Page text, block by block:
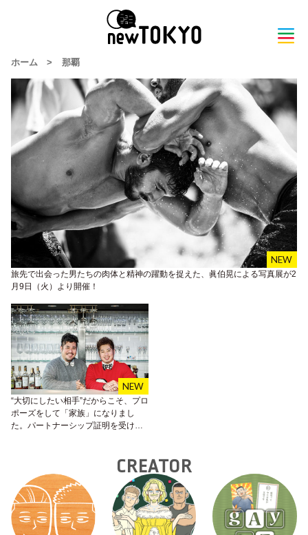
ホーム > 那覇
旅先で出会った男たちの肉体と精神の躍動を捉えた、眞伯晃による写真展が2
月9日（火）より開催！
“大切にしたい相手”だからこそ、プロ
ポーズをして「家族」になりまし
た。パートナーシップ証明を受けた
CREATOR